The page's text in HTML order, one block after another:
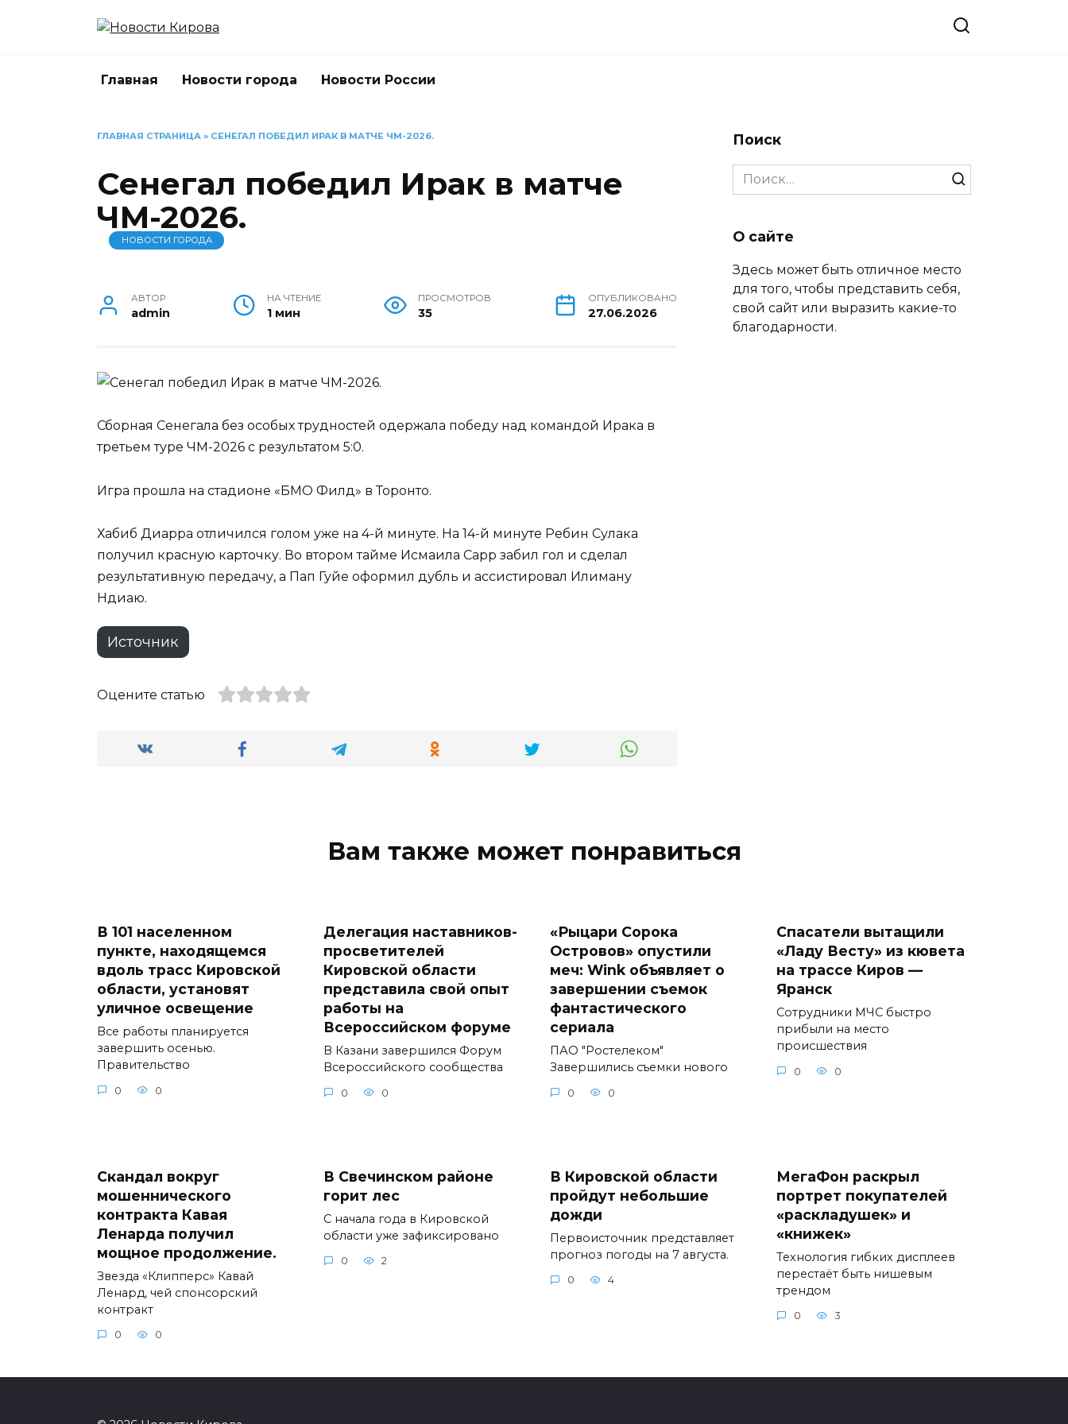
Главная Новости города Новости России
ГЛАВНАЯ СТРАНИЦА » СЕНЕГАЛ ПОБЕДИЛ ИРАК В МАТЧЕ ЧМ-2026.
Сенегал победил Ирак в матче
ЧМ-2026.
НОВОСТИ ГОРОДА
АВТОР
admin
НА ЧТЕНИЕ
1 мин
ПРОСМОТРОВ
35
ОПУБЛИКОВАНО
27.06.2026
Сборная Сенегала без особых трудностей одержала победу над командой Ирака в
третьем туре ЧМ-2026 с результатом 5:0.
Игра прошла на стадионе «БМО Филд» в Торонто.
Хабиб Диарра отличился голом уже на 4-й минуте. На 14-й минуте Ребин Сулака
получил красную карточку. Во втором тайме Исмаила Сарр забил гол и сделал
результативную передачу, а Пап Гуйе оформил дубль и ассистировал Илиману
Ндиаю.
Источник
Оцените статью
Поиск
Search
for:
О сайте
Здесь может быть отличное место
для того, чтобы представить себя,
свой сайт или выразить какие-то
благодарности.
Вам также может понравиться
В 101 населенном
пункте, находящемся
вдоль трасс Кировской
области, установят
уличное освещение
Все работы планируется
завершить осенью.
Правительство
0 0
Делегация наставников-
просветителей
Кировской области
представила свой опыт
работы на
Всероссийском форуме
В Казани завершился Форум
Всероссийского сообщества
0 0
«Рыцари Сорока
Островов» опустили
меч: Wink объявляет о
завершении съемок
фантастического
сериала
ПАО "Ростелеком"
Завершились съемки нового
0 0
Спасатели вытащили
«Ладу Весту» из кювета
на трассе Киров —
Яранск
Сотрудники МЧС быстро
прибыли на место
происшествия
0 0
Скандал вокруг
мошеннического
контракта Кавая
Ленарда получил
мощное продолжение.
Звезда «Клипперс» Кавай
Ленард, чей спонсорский
контракт
0 0
В Свечинском районе
горит лес
С начала года в Кировской
области уже зафиксировано
0 2
В Кировской области
пройдут небольшие
дожди
Первоисточник представляет
прогноз погоды на 7 августа.
0 4
МегаФон раскрыл
портрет покупателей
«раскладушек» и
«книжек»
Технология гибких дисплеев
перестаёт быть нишевым
трендом
0 3